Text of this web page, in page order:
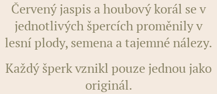
Červený jaspis a houbový korál se v
jednotlivých špercích proměnily v
lesní plody, semena a tajemné nálezy.
Každý šperk vznikl pouze jednou jako
originál.